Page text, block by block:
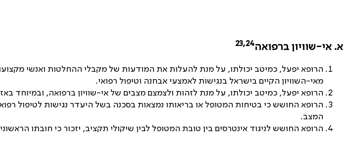
א.אי-שוויון ברפואה23,24
הרופא יפעל, כמיטב יכולתו, על מנת להעלות את המודעות של מקבלי ההחלטות ואנשי
מאי-השוויון הקיים בישראל בנגישות לאמצעי אבחנה וטיפול רפואי.
הרופא יפעל, כמיטב יכולתו, על מנת לזהות ולצמצם מצבים של אי-שוויון ברפואה, ובמיוחד
הרופא החושש כי בטיחות המטופל או בריאותו נמצאות בסכנה בשל היעדר נגישות לטיפול
המצב.
הרופא החושש לניגוד אינטרסים בין טובת המטופל לבין שיקולי תקציב, יזכור כי חובתו